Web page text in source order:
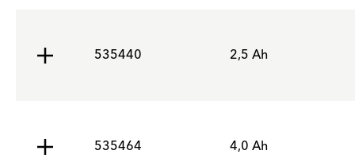
535440 2,5 Ah
535464 4,0 Ah